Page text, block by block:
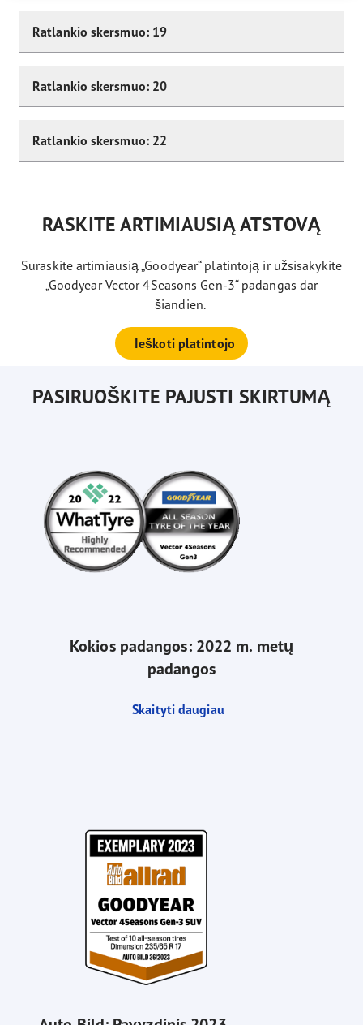
Ratlankio skersmuo: 19
Ratlankio skersmuo: 20
Ratlankio skersmuo: 22
RASKITE ARTIMIAUSIĄ ATSTOVĄ
Suraskite artimiausią „Goodyear“ platintoją ir užsisakykite
„Goodyear Vector 4Seasons Gen-3“ padangas dar
šiandien.
Ieškoti platintojo
PASIRUOŠKITE PAJUSTI SKIRTUMĄ
Kokios padangos: 2022 m. metų
padangos
Skaityti daugiau